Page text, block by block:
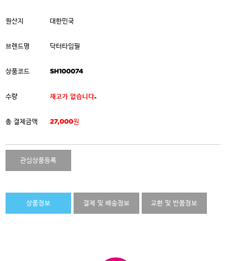
원산지 대한민국
브렌드명 닥터타임필
상품코드 SH100074
수량 재고가 없습니다.
총 결제금액 27,000원
관심상품등록
상품정보 결제 및 배송정보 교환 및 반품정보